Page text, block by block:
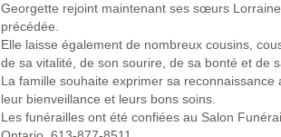
Georgette rejoint maintenant ses sœurs
précédée.
Elle laisse également de nombreux cousins,
de sa vitalité, de son sourire, de sa bonté et de
La famille souhaite exprimer sa
leur bienveillance et leurs bons soins.
Les funérailles ont été confiées au Salon